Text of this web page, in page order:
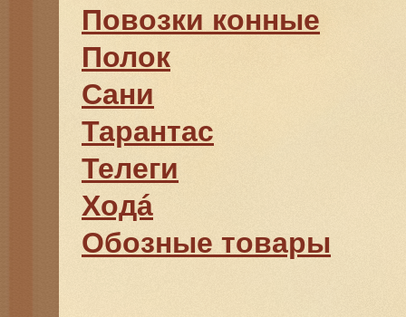
Повозки конные
Полок
Сани
Тарантас
Телеги
Ходá
Обозные товары